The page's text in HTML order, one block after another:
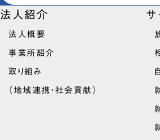
法人紹介
法人概要
事業所紹介
取り組み
（地域連携・社会貢献）
サ